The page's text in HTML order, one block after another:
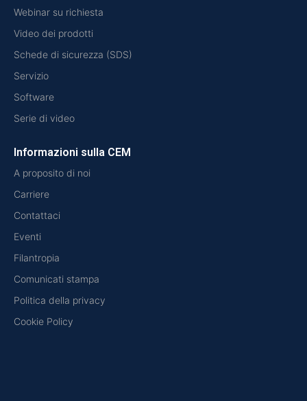
Webinar su richiesta
Video dei prodotti
Schede di sicurezza (SDS)
Servizio
Software
Serie di video
Informazioni sulla CEM
A proposito di noi
Carriere
Contattaci
Eventi
Filantropia
Comunicati stampa
Politica della privacy
Cookie Policy